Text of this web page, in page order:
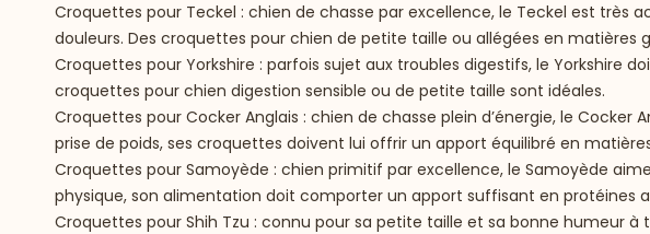
Croquettes pour Teckel : chien de chasse par excellence, le Teckel est très
douleurs. Des croquettes pour chien de petite taille ou allégées en matières
Croquettes pour Yorkshire : parfois sujet aux troubles digestifs, le Yorkshire
croquettes pour chien digestion sensible ou de petite taille sont idéales.
Croquettes pour Cocker Anglais : chien de chasse plein d’énergie, le Cocker
prise de poids, ses croquettes doivent lui offrir un apport équilibré en
Croquettes pour Samoyède : chien primitif par excellence, le Samoyède
physique, son alimentation doit comporter un apport suffisant en protéines
Croquettes pour Shih Tzu : connu pour sa petite taille et sa bonne humeur à